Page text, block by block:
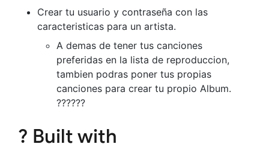
Crear tu usuario y contraseña con las
caracteristicas para un artista.
A demas de tener tus canciones
preferidas en la lista de reproduccion,
tambien podras poner tus propias
canciones para crear tu propio Album.
??????
? Built with